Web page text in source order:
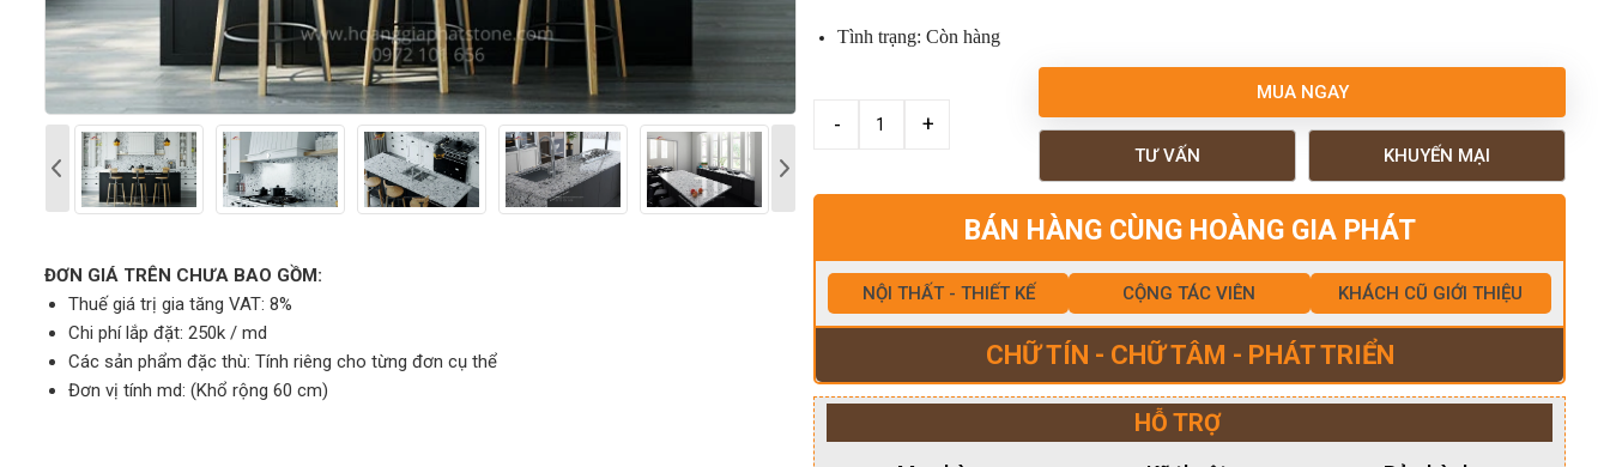
ĐƠN GIÁ TRÊN CHƯA BAO GỒM:
Thuế giá trị gia tăng VAT: 8%
Chi phí lắp đặt: 250k / md
Các sản phẩm đặc thù: Tính riêng cho từng đơn cụ thể
Đơn vị tính md: (Khổ rộng 60 cm)
Tình trạng: Còn hàng
MUA NGAY
TƯ VẤN KHUYẾN MẠI
BÁN HÀNG CÙNG HOÀNG GIA PHÁT
NỘI THẤT - THIẾT KẾ CỘNG TÁC VIÊN KHÁCH CŨ GIỚI THIỆU
CHỮ TÍN - CHỮ TÂM - PHÁT TRIỂN
HỖ TRỢ